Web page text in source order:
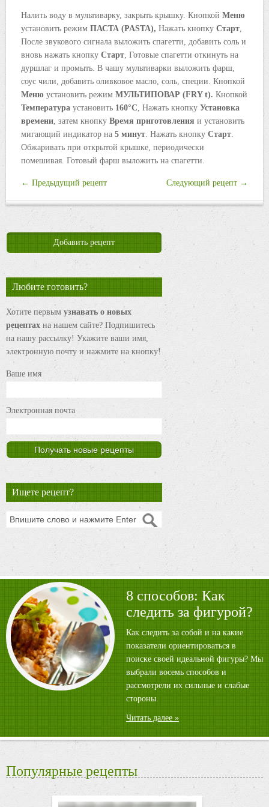
Налить воду в мультиварку, закрыть крышку. Кнопкой Меню
уста­новить режим ПАСТА (PASTA), Нажать кнопку Старт
После звуко­вого сигнала выложить спагетти, добавить соль и
вновь нажать кнопку Старт , Готовые спагетти откинуть на
дуршлаг и промыть. В чашу мультиварки выложить фарш,
соус чили, добавить олив­ковое масло, соль, специи. Кнопкой
Меню установить режим МУЛЬТИПОВАР (FRY t). Кнопкой
Температура установить 160°С , Нажать кнопку Установка
времени , затем кнопку Время приго­товления и установить
мигающий индикатор на 5 минут . Нажать кнопку Старт
Обжаривать при открытой крышке, периодически
помешивая. Готовый фарш выложить на спагетти.
← Предыдущий рецепт Следующий рецепт →
Добавить рецепт
Любите готовить?
Хотите первым узнавать о новых
рецептах на нашем сайте? Подпишитесь
на нашу рассылку! Укажите ваши имя,
электронную почту и нажмите на кнопку!
Ваше имя
Электронная почта
Ищете рецепт?
8 способов: Как
следить за фигурой?
Как следить за собой и на какие
показатели ориентироваться в
поиске своей идеальной фигуры? Мы
выбрали восемь способов и
рассмотрели их сильные и слабые
стороны.
Читать далее »
Популярные рецепты